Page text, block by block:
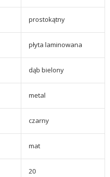
prostokątny
płyta laminowana
dąb bielony
metal
czarny
mat
20